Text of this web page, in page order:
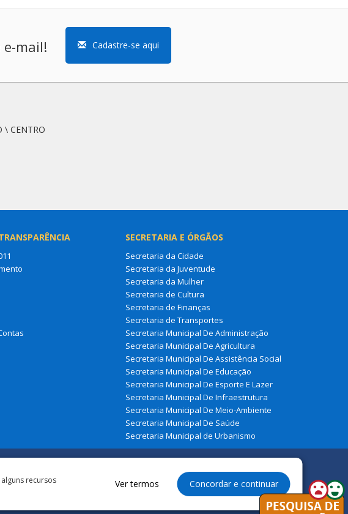
e-mail! Cadastre-se aqui
\ CENTRO
SECRETARIA E ÓRGÃOS
Secretaria da Cidade
Secretaria da Juventude
Secretaria da Mulher
Secretaria de Cultura
Secretaria de Finanças
Secretaria de Transportes
Secretaria Municipal De Administração
Secretaria Municipal De Agricultura
Secretaria Municipal De Assistência Social
Secretaria Municipal De Educação
Secretaria Municipal De Esporte E Lazer
Secretaria Municipal De Infraestrutura
Secretaria Municipal De Meio-Ambiente
Secretaria Municipal De Saúde
Secretaria Municipal de Urbanismo
Todos os direitos reservados à Prefeitura Municipal de Zé Doca
recursos Ver termos Concordar e continuar